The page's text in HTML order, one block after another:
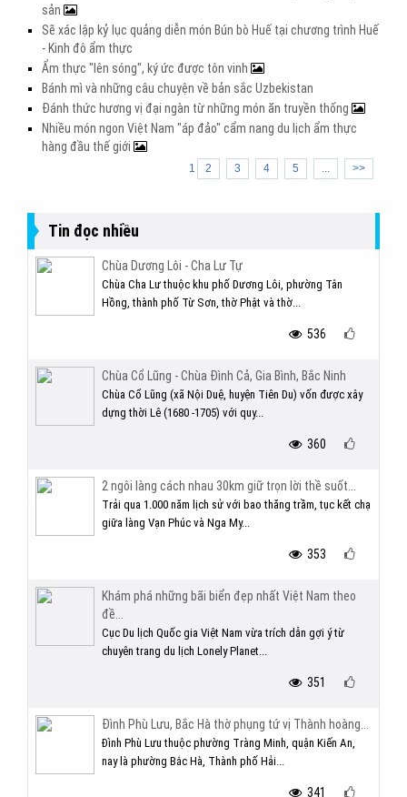
sản
Sẽ xác lập kỷ lục quảng diễn món Bún bò Huế tại chương trình Huế
- Kinh đô ẩm thực
Ẩm thực "lên sóng", ký ức được tôn vinh
Bánh mì và những câu chuyện về bản sắc Uzbekistan
Đánh thức hương vị đại ngàn từ những món ăn truyền thống
Nhiều món ngon Việt Nam "áp đảo" cẩm nang du lịch ẩm thực
hàng đầu thế giới
1 2 3 4 5 ... >>
Tin đọc nhiều
Chùa Dương Lôi - Cha Lư Tự
Chùa Cha Lư thuộc khu phố Dương Lôi, phường Tân
Hồng, thành phố Từ Sơn, thờ Phật và thờ...
536
Chùa Cổ Lũng - Chùa Đình Cả, Gia Bình, Bắc Ninh
Chùa Cổ Lũng (xã Nội Duệ, huyện Tiên Du) vốn được xây
dựng thời Lê (1680 -1705) với quy...
360
2 ngôi làng cách nhau 30km giữ trọn lời thề suốt...
Trải qua 1.000 năm lịch sử với bao thăng trầm, tục kết chạ
giữa làng Vạn Phúc và Nga My...
353
Khám phá những bãi biển đẹp nhất Việt Nam theo
đề...
Cục Du lịch Quốc gia Việt Nam vừa trích dẫn gợi ý từ
chuyên trang du lịch Lonely Planet...
351
Đình Phù Lưu, Bắc Hà thờ phụng tứ vị Thành hoàng...
Đình Phù Lưu thuộc phường Tràng Minh, quận Kiến An,
nay là phường Bắc Hà, Thành phố Hải...
341